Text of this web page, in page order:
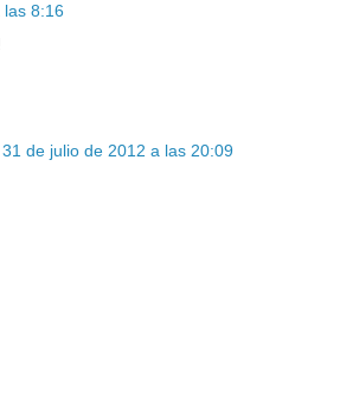
8:16
31 de julio de 2012 a las 20:09